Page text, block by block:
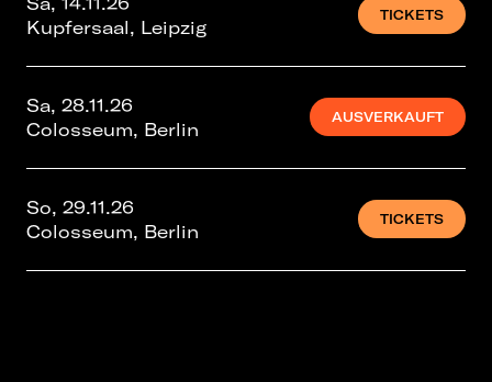
Kupfersaal, Leipzig
TICKETS
Sa, 28.11.26
Colosseum, Berlin
AUSVERKAUFT
So, 29.11.26
Colosseum, Berlin
TICKETS